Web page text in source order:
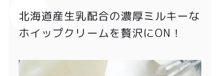
北海道産生乳配合の濃厚ミルキーな
ホイップクリームを贅沢にON！